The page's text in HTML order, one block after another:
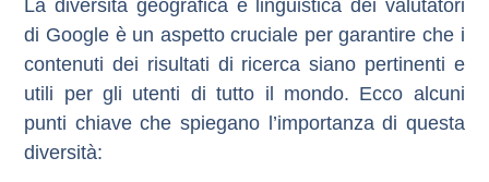
La diversità geografica e linguistica dei valutatori
di Google è un aspetto cruciale per garantire che i
contenuti dei risultati di ricerca siano pertinenti e
utili per gli utenti di tutto il mondo. Ecco alcuni
punti chiave che spiegano l’importanza di questa
diversità: